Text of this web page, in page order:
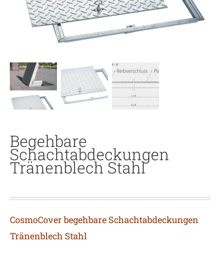
Begehbare
Schachtabdeckungen
Tränenblech Stahl
CosmoCover begehbare Schachtabdeckungen
Tränenblech Stahl